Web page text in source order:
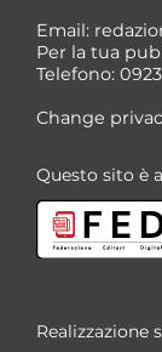
*
Email:
Per la tua
Telefono:
Change
Questo sito è
Realizzazione